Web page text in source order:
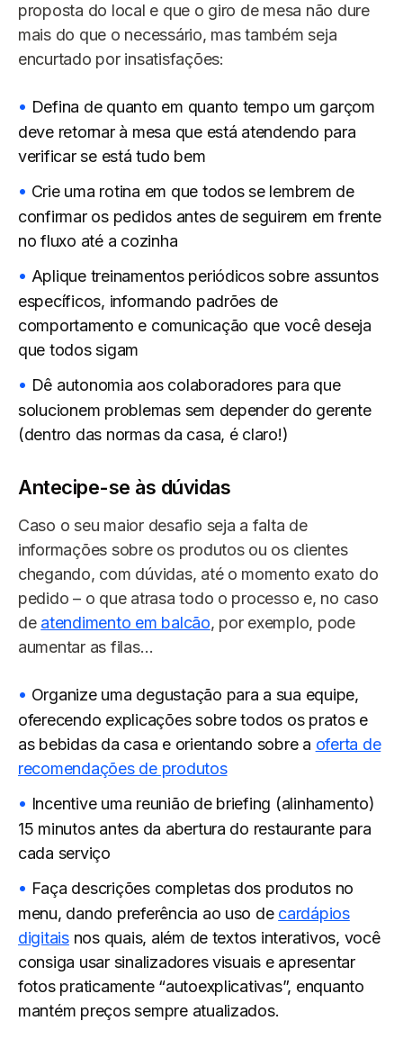
proposta do local e que o giro de mesa não dure
mais do que o necessário, mas também seja
encurtado por insatisfações:
Defina de quanto em quanto tempo um garçom
deve retornar à mesa que está atendendo para
verificar se está tudo bem
Crie uma rotina em que todos se lembrem de
confirmar os pedidos antes de seguirem em frente
no fluxo até a cozinha
Aplique treinamentos periódicos sobre assuntos
específicos, informando padrões de
comportamento e comunicação que você deseja
que todos sigam
Dê autonomia aos colaboradores para que
solucionem problemas sem depender do gerente
(dentro das normas da casa, é claro!)
Antecipe-se às dúvidas
Caso o seu maior desafio seja a falta de
informações sobre os produtos ou os clientes
chegando, com dúvidas, até o momento exato do
pedido – o que atrasa todo o processo e, no caso
de atendimento em balcão, por exemplo, pode
aumentar as filas…
Organize uma degustação para a sua equipe,
oferecendo explicações sobre todos os pratos e
as bebidas da casa e orientando sobre a oferta de
recomendações de produtos
Incentive uma reunião de briefing (alinhamento)
15 minutos antes da abertura do restaurante para
cada serviço
Faça descrições completas dos produtos no
menu, dando preferência ao uso de cardápios
digitaisnos quais, além de textos interativos, você
consiga usar sinalizadores visuais e apresentar
fotos praticamente “autoexplicativas”, enquanto
mantém preços sempre atualizados.